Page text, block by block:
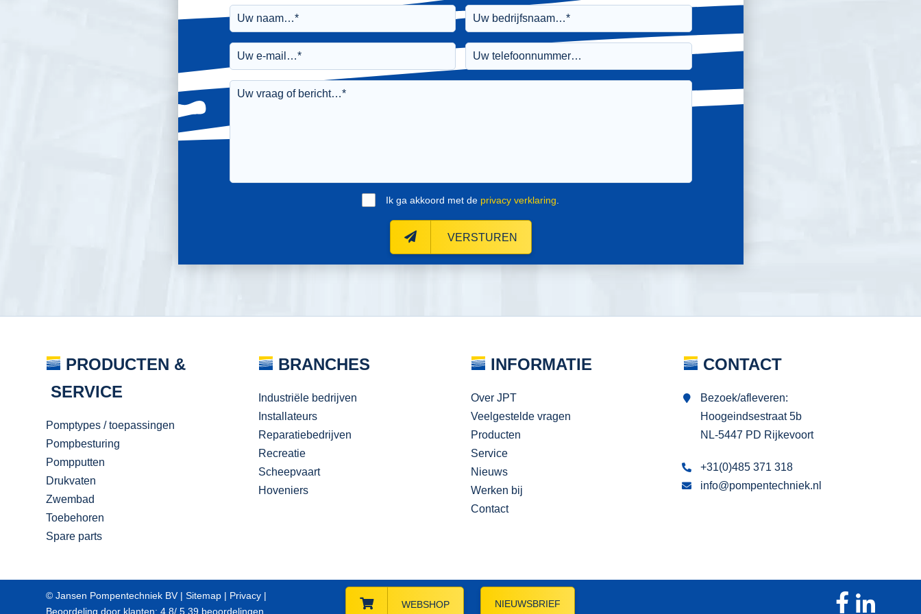
Ik ga akkoord met de privacy verklaring
VERSTUREN
PRODUCTEN &
SERVICE
Pomptypes / toepassingen
Pompbesturing
Pompputten
Drukvaten
Zwembad
Toebehoren
Spare parts
BRANCHES
Industriële bedrijven
Installateurs
Reparatiebedrijven
Recreatie
Scheepvaart
Hoveniers
INFORMATIE
Over JPT
Veelgestelde vragen
Producten
Service
Nieuws
Werken bij
Contact
CONTACT
Bezoek/afleveren:
Hoogeindsestraat 5b
NL-5447 PD Rijkevoort
+31(0)485 371 318
info@pompentechniek.nl
© Jansen Pompentechniek BV | Sitemap | Privacy |
Beoordeling door klanten: 4,8/ 5 39 beoordelingen
WEBSHOP NIEUWSBRIEF